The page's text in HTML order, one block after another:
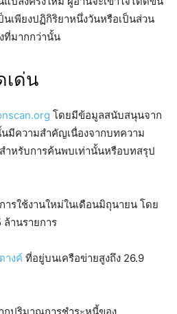
นเพียงปฏิกิริยาหนึ่งวันหรือเป็นส่วน
ที่มากกว่านั้น
เด่น
โดยมีข้อมูลสนับสนุนจาก
มีความสำคัญเนื่องจากบทความ
ำหรับการค้นพบเท่านั้นหรือบทสรุป
ารใช้งานใหม่ในเดือนมิถุนายน โดย
ล้านรายการ
างค์ ที่อยู่บนเครือข่ายสูงถึง 26.9